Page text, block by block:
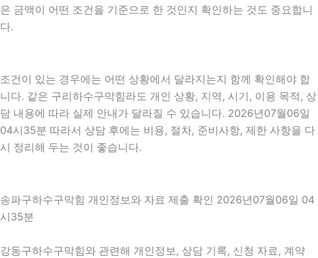
은 금액이 어떤 조건을 기준으로 한 것인지 확인하는 것도 중요합니
다.
조건이 있는 경우에는 어떤 상황에서 달라지는지 함께 확인해야 합
니다. 같은 구리하수구막힘라도 개인 상황, 지역, 시기, 이용 목적, 상
담 내용에 따라 실제 안내가 달라질 수 있습니다. 2026년07월06일
04시35분 따라서 상담 후에는 비용, 절차, 준비사항, 제한 사항을 다
시 정리해 두는 것이 좋습니다.
송파구하수구막힘 개인정보와 자료 제출 확인 2026년07월06일 04
시35분
강동구하수구막힘와 관련해 개인정보, 상담 기록, 신청 자료, 계약